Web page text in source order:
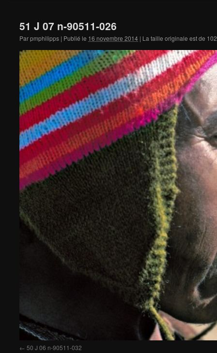
content
51 J 07 n-90511-026
Parpmphilipps | Publié le 16 novembre 2014 | La taille originale est de
50 J 06 n-90511-032